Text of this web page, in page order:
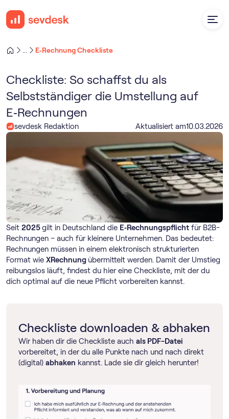
E‑Rechnung Checkliste
Checkliste: So schaffst du als
Selbstständiger die Umstellung auf
E‑Rechnungen
sevdesk Redaktion Aktualisiert am10.03.2026
Seit 2025gilt in Deutschland die E‑Rechnungspflicht für B2B-
Rechnungen – auch für kleinere Unternehmen. Das bedeutet:
Rechnungen müssen in einem elektronisch strukturierten
Format wie XRechnung übermittelt werden. Damit der Umstieg
reibungslos läuft, findest du hier eine Checkliste, mit der du
dich optimal auf die neue Pflicht vorbereiten kannst.
Checkliste downloaden & abhaken
Wir haben dir die Checkliste auch als PDF-Datei
vorbereitet, in der du alle Punkte nach und nach direkt
(digital) abhaken kannst. Lade sie dir gleich herunter!